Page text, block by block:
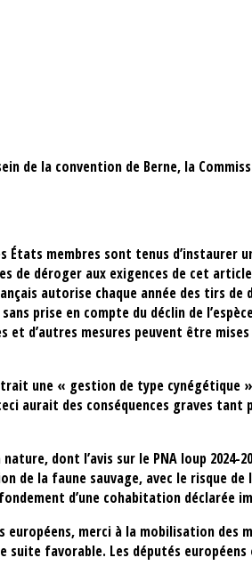
de la convention de Berne, la
membres sont tenus d’instaurer
de déroger aux exigences de cet
autorise chaque année des tirs
prise en compte du déclin de
et d’autres mesures peuvent être
une « gestion de type cynégétique
aurait des conséquences graves
dont l’avis sur le PNA loup 2024-
la faune sauvage, avec le risque de
d’une cohabitation déclarée
merci à la mobilisation des
favorable. Les députés